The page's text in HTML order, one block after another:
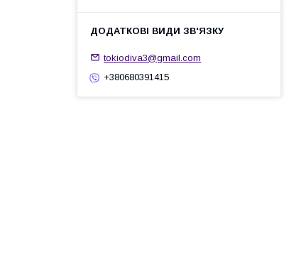
tokiodiva3@gmail.com
+380680391415